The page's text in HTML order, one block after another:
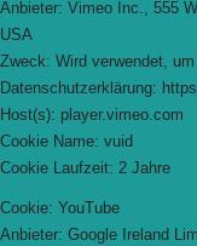
Anbieter: Vimeo Inc., 555
USA
Zweck: Wird verwendet,
Datenschutzerklärung:
Host(s): player.vimeo.com
Cookie Name: vuid
Cookie Laufzeit: 2 Jahre
Cookie: YouTube
Anbieter: Google Ireland